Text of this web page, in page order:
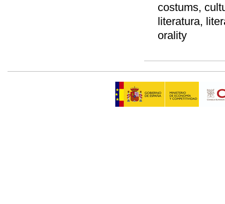
costums,
literatura,
orality